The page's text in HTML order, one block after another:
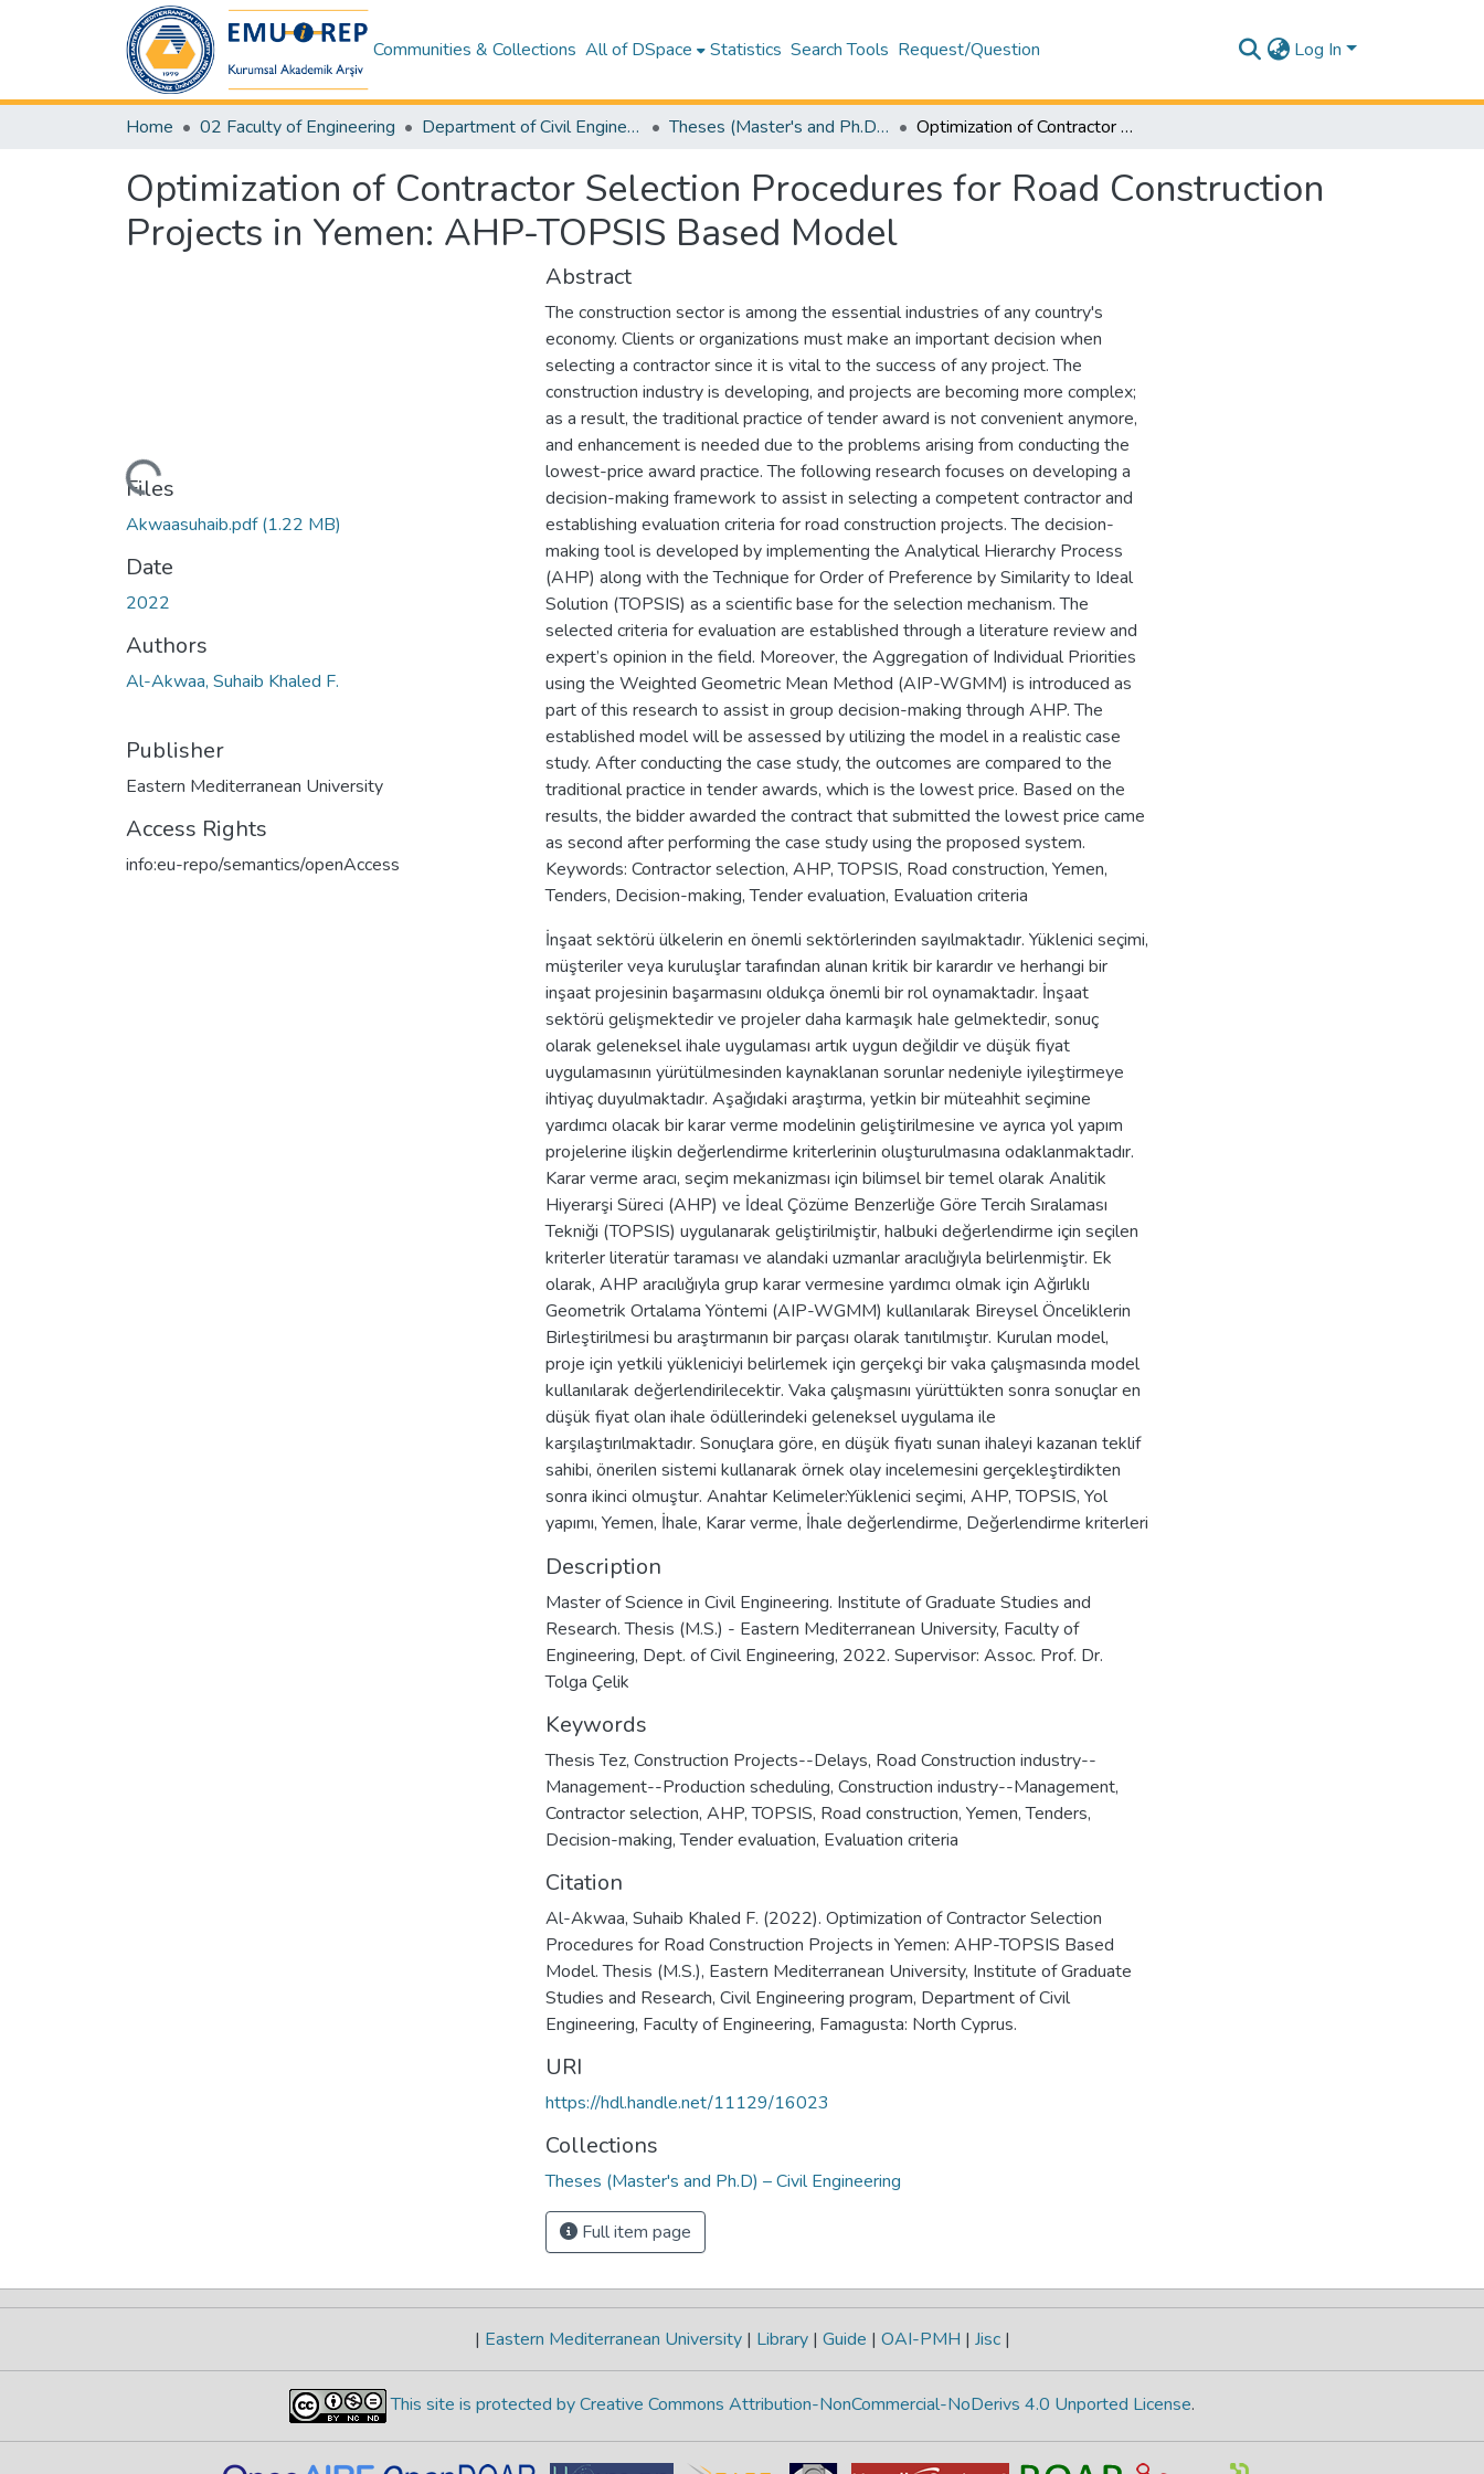
Communities & Collections All of DSpace Statistics Search Tools Request/Question Log In
Home 02 Faculty of Engineering Department of Civil Engineering Theses (Master's and Ph.D) – Civil Engineering Optimization of Contractor Selection Procedures for Road Construction Projects in Yemen: AHP-TOPSIS Based Model
Optimization of Contractor Selection Procedures for Road Construction
Projects in Yemen: AHP-TOPSIS Based Model
Loading...
Files
Akwaasuhaib.pdf(1.22 MB)
Date
2022
Authors
Al-Akwaa, Suhaib Khaled F.
Publisher
Eastern Mediterranean University
Access Rights
info:eu-repo/semantics/openAccess
Abstract
The construction sector is among the essential industries of any country's
economy. Clients or organizations must make an important decision when
selecting a contractor since it is vital to the success of any project. The
construction industry is developing, and projects are becoming more complex;
as a result, the traditional practice of tender award is not convenient anymore,
and enhancement is needed due to the problems arising from conducting the
lowest-price award practice. The following research focuses on developing a
decision-making framework to assist in selecting a competent contractor and
establishing evaluation criteria for road construction projects. The decision-
making tool is developed by implementing the Analytical Hierarchy Process
(AHP) along with the Technique for Order of Preference by Similarity to Ideal
Solution (TOPSIS) as a scientific base for the selection mechanism. The
selected criteria for evaluation are established through a literature review and
expert’s opinion in the field. Moreover, the Aggregation of Individual Priorities
using the Weighted Geometric Mean Method (AIP-WGMM) is introduced as
part of this research to assist in group decision-making through AHP. The
established model will be assessed by utilizing the model in a realistic case
study. After conducting the case study, the outcomes are compared to the
traditional practice in tender awards, which is the lowest price. Based on the
results, the bidder awarded the contract that submitted the lowest price came
as second after performing the case study using the proposed system.
Keywords: Contractor selection, AHP, TOPSIS, Road construction, Yemen,
Tenders, Decision-making, Tender evaluation, Evaluation criteria
İnşaat sektörü ülkelerin en önemli sektörlerinden sayılmaktadır. Yüklenici seçimi,
müşteriler veya kuruluşlar tarafından alınan kritik bir karardır ve herhangi bir
inşaat projesinin başarmasını oldukça önemli bir rol oynamaktadır. İnşaat
sektörü gelişmektedir ve projeler daha karmaşık hale gelmektedir, sonuç
olarak geleneksel ihale uygulaması artık uygun değildir ve düşük fiyat
uygulamasının yürütülmesinden kaynaklanan sorunlar nedeniyle iyileştirmeye
ihtiyaç duyulmaktadır. Aşağıdaki araştırma, yetkin bir müteahhit seçimine
yardımcı olacak bir karar verme modelinin geliştirilmesine ve ayrıca yol yapım
projelerine ilişkin değerlendirme kriterlerinin oluşturulmasına odaklanmaktadır.
Karar verme aracı, seçim mekanizması için bilimsel bir temel olarak Analitik
Hiyerarşi Süreci (AHP) ve İdeal Çözüme Benzerliğe Göre Tercih Sıralaması
Tekniği (TOPSIS) uygulanarak geliştirilmiştir, halbuki değerlendirme için seçilen
kriterler literatür taraması ve alandaki uzmanlar aracılığıyla belirlenmiştir. Ek
olarak, AHP aracılığıyla grup karar vermesine yardımcı olmak için Ağırlıklı
Geometrik Ortalama Yöntemi (AIP-WGMM) kullanılarak Bireysel Önceliklerin
Birleştirilmesi bu araştırmanın bir parçası olarak tanıtılmıştır. Kurulan model,
proje için yetkili yükleniciyi belirlemek için gerçekçi bir vaka çalışmasında model
kullanılarak değerlendirilecektir. Vaka çalışmasını yürüttükten sonra sonuçlar en
düşük fiyat olan ihale ödüllerindeki geleneksel uygulama ile
karşılaştırılmaktadır. Sonuçlara göre, en düşük fiyatı sunan ihaleyi kazanan teklif
sahibi, önerilen sistemi kullanarak örnek olay incelemesini gerçekleştirdikten
sonra ikinci olmuştur. Anahtar Kelimeler:Yüklenici seçimi, AHP, TOPSIS, Yol
yapımı, Yemen, İhale, Karar verme, İhale değerlendirme, Değerlendirme kriterleri
Description
Master of Science in Civil Engineering. Institute of Graduate Studies and
Research. Thesis (M.S.) - Eastern Mediterranean University, Faculty of
Engineering, Dept. of Civil Engineering, 2022. Supervisor: Assoc. Prof. Dr.
Tolga Çelik
Keywords
Thesis Tez, Construction Projects--Delays, Road Construction industry--
Management--Production scheduling, Construction industry--Management,
Contractor selection, AHP,TOPSIS, Road construction, Yemen,Tenders,
Decision-making,Tender evaluation, Evaluation criteria
Citation
Al-Akwaa, Suhaib Khaled F. (2022). Optimization of Contractor Selection
Procedures for Road Construction Projects in Yemen: AHP-TOPSIS Based
Model. Thesis (M.S.), Eastern Mediterranean University, Institute of Graduate
Studies and Research, Civil Engineering program, Department of Civil
Engineering, Faculty of Engineering, Famagusta: North Cyprus.
URI
https://hdl.handle.net/11129/16023
Collections
Theses (Master's and Ph.D) – Civil Engineering
Full item page
| Eastern Mediterranean University | Library | Guide | OAI-PMH | Jisc |
This site is protected by Creative Commons Attribution-NonCommercial-NoDerivs 4.0 Unported License.